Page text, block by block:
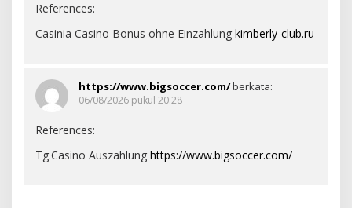
References:
Casinia Casino Bonus ohne Einzahlung kimberly-club.ru
https://www.bigsoccer.com/berkata:
06/08/2026 pukul 20:28
References:
Tg.Casino Auszahlung https://www.bigsoccer.com/